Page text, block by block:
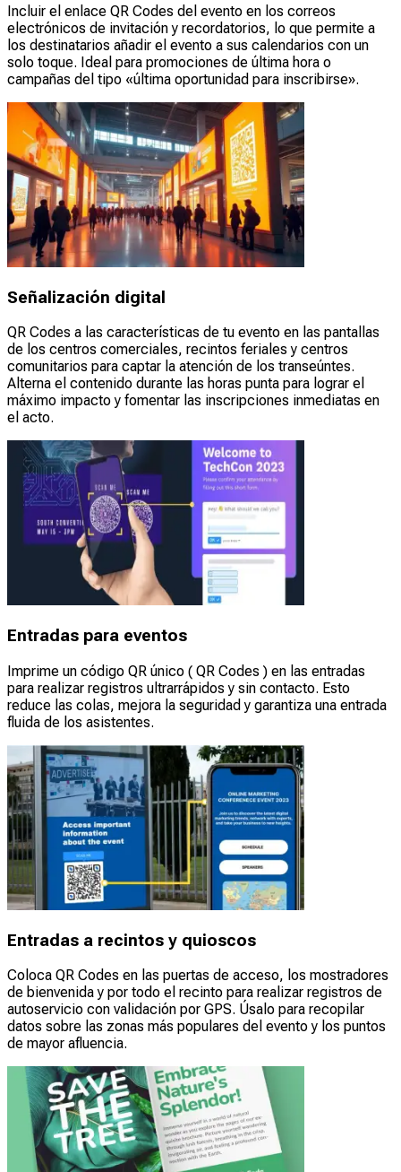
Incluir el enlace QR Codes del evento en los correos
electrónicos de invitación y recordatorios, lo que permite a
los destinatarios añadir el evento a sus calendarios con un
solo toque. Ideal para promociones de última hora o
campañas del tipo «última oportunidad para inscribirse».
Señalización digital
QR Codes a las características de tu evento en las pantallas
de los centros comerciales, recintos feriales y centros
comunitarios para captar la atención de los transeúntes.
Alterna el contenido durante las horas punta para lograr el
máximo impacto y fomentar las inscripciones inmediatas en
el acto.
Entradas para eventos
Imprime un código QR único ( QR Codes ) en las entradas
para realizar registros ultrarrápidos y sin contacto. Esto
reduce las colas, mejora la seguridad y garantiza una entrada
fluida de los asistentes.
Entradas a recintos y quioscos
Coloca QR Codes en las puertas de acceso, los mostradores
de bienvenida y por todo el recinto para realizar registros de
autoservicio con validación por GPS. Úsalo para recopilar
datos sobre las zonas más populares del evento y los puntos
de mayor afluencia.